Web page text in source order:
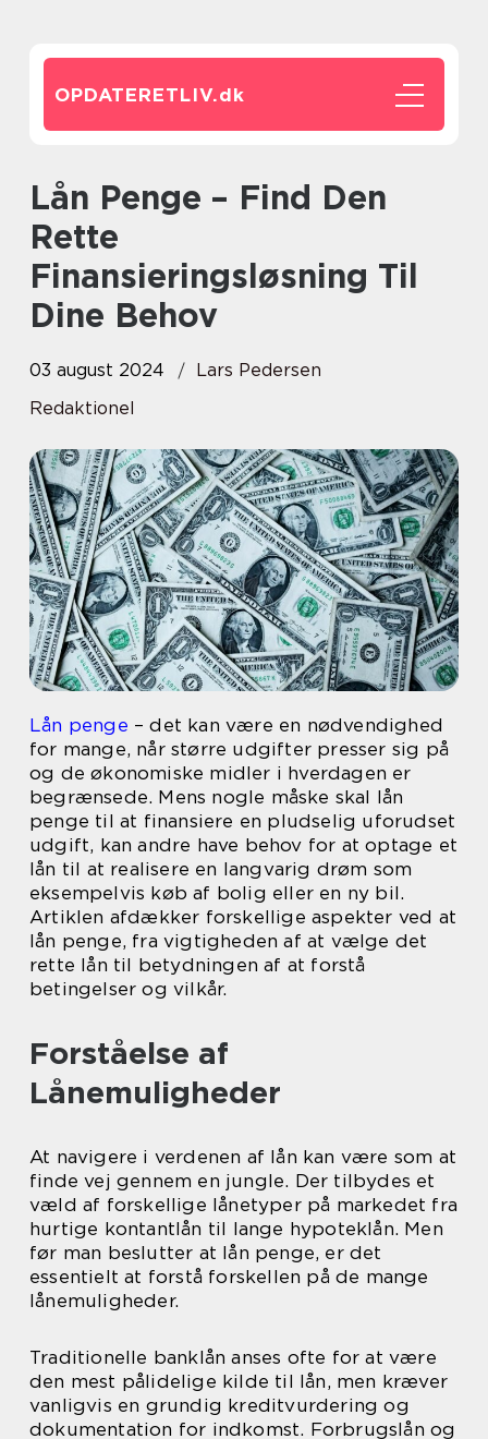
OPDATERETLIV.dk
Lån Penge – Find Den
Rette
Finansieringsløsning Til
Dine Behov
03 august 2024
Lars Pedersen
Redaktionel
Lån penge – det kan være en nødvendighed
for mange, når større udgifter presser sig på
og de økonomiske midler i hverdagen er
begrænsede. Mens nogle måske skal lån
penge til at finansiere en pludselig uforudset
udgift, kan andre have behov for at optage et
lån til at realisere en langvarig drøm som
eksempelvis køb af bolig eller en ny bil.
Artiklen afdækker forskellige aspekter ved at
lån penge, fra vigtigheden af at vælge det
rette lån til betydningen af at forstå
betingelser og vilkår.
Forståelse af
Lånemuligheder
At navigere i verdenen af lån kan være som at
finde vej gennem en jungle. Der tilbydes et
væld af forskellige lånetyper på markedet fra
hurtige kontantlån til lange hypoteklån. Men
før man beslutter at lån penge, er det
essentielt at forstå forskellen på de mange
lånemuligheder.
Traditionelle banklån anses ofte for at være
den mest pålidelige kilde til lån, men kræver
vanligvis en grundig kreditvurdering og
dokumentation for indkomst. Forbrugslån og